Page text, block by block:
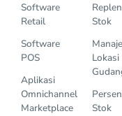
Software
Retail
Software
POS
Aplikasi
Omnichannel
Marketplace
Stok
Lokasi
Stok